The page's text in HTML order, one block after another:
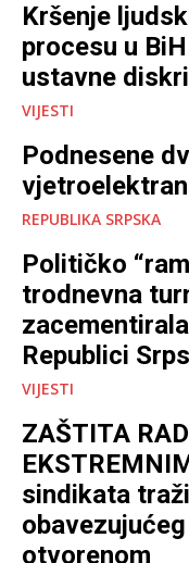
Kršenje
procesu u
ustavne
VIJESTI
Podnesene
REPUBLIKA SRPSKA
Političko
trodnevna
Republici
VIJESTI
ZAŠTITA
sindikata
otvorenom